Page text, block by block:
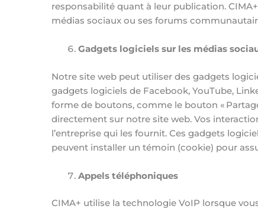
responsabilité quant à leur publication.
médias sociaux ou ses forums
Gadgets logiciels sur les médias
Notre site web peut utiliser des gadgets
gadgets logiciels de Facebook, YouTube,
forme de boutons, comme le bouton «
directement sur notre site web. Vos
l’entreprise qui les fournit. Ces gadgets
peuvent installer un témoin (cookie) pour
Appels téléphoniques
CIMA+ utilise la technologie VoIP lorsque